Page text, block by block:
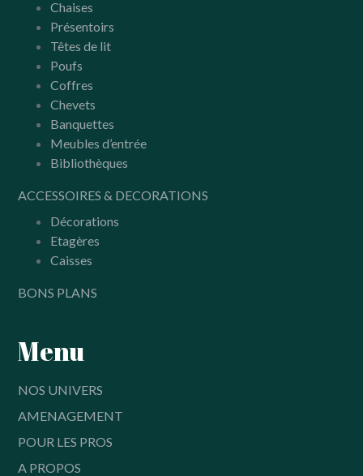
Chaises
Présentoirs
Têtes de lit
Poufs
Coffres
Chevets
Banquettes
Meubles d’entrée
Bibliothèques
ACCESSOIRES & DECORATIONS
Décorations
Etagères
Caisses
BONS PLANS
Menu
NOS UNIVERS
AMENAGEMENT
POUR LES PROS
A PROPOS